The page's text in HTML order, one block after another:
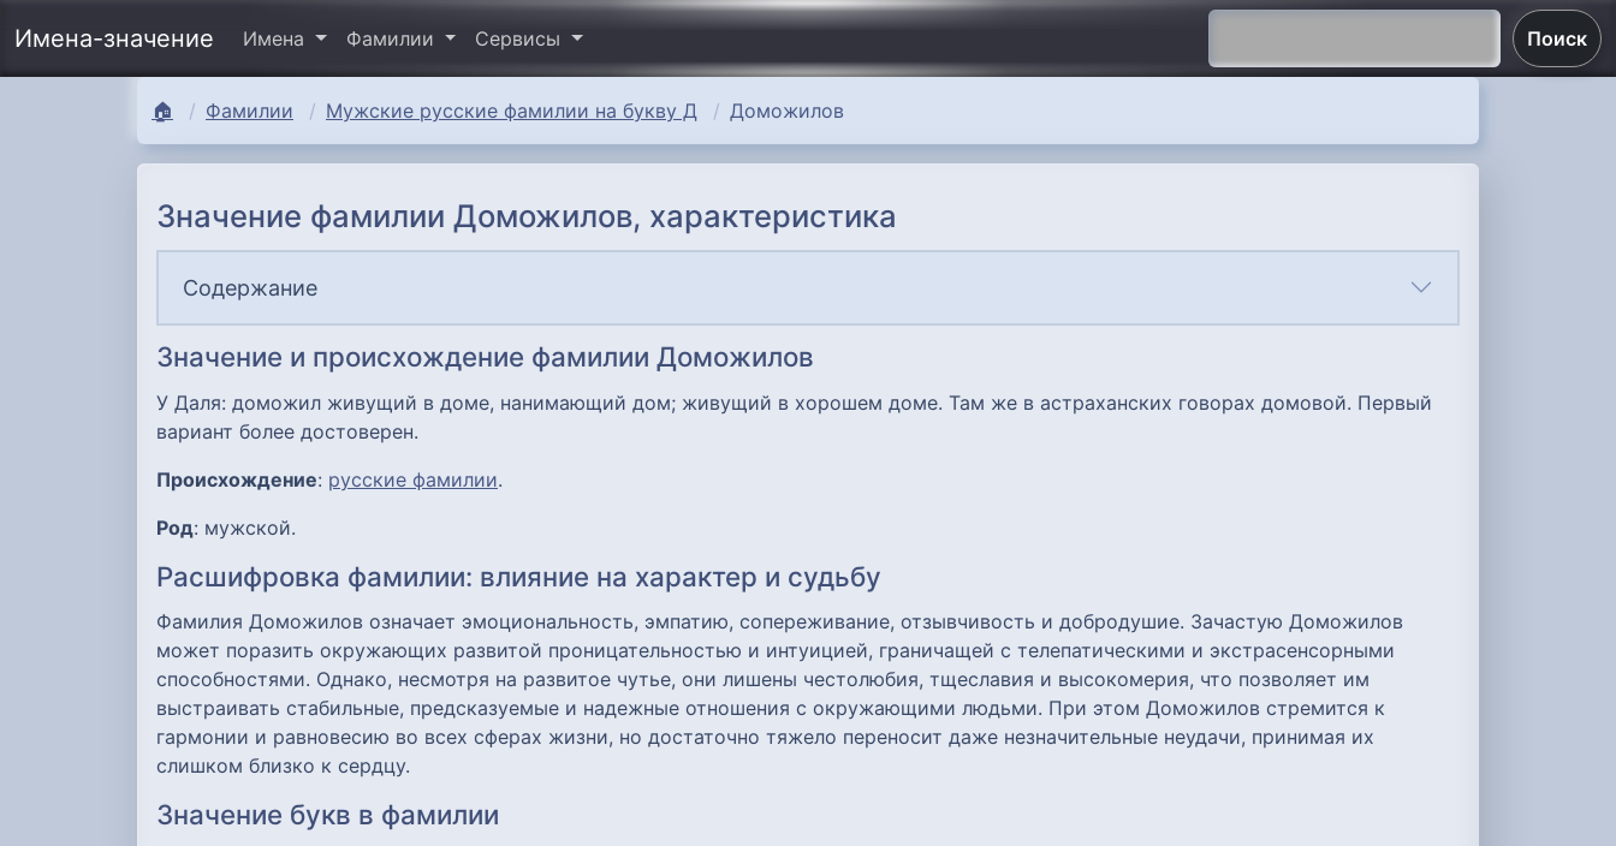
Имена-значение Имена Фамилии Сервисы Поиск
🏠 Фамилии Мужские русские фамилии на букву Д Доможилов
Значение фамилии Доможилов, характеристика
Содержание
Значение и происхождение фамилии Доможилов
У Даля: доможил живущий в доме, нанимающий дом; живущий в хорошем доме. Там же в астраханских говорах домовой. Первый
вариант более достоверен.
Происхождение: русские фамилии.
Род: мужской.
Расшифровка фамилии: влияние на характер и судьбу
Фамилия Доможилов означает эмоциональность, эмпатию, сопереживание, отзывчивость и добродушие. Зачастую Доможилов
может поразить окружающих развитой проницательностью и интуицией, граничащей с телепатическими и экстрасенсорными
способностями. Однако, несмотря на развитое чутье, они лишены честолюбия, тщеславия и высокомерия, что позволяет им
выстраивать стабильные, предсказуемые и надежные отношения с окружающими людьми. При этом Доможилов стремится к
гармонии и равновесию во всех сферах жизни, но достаточно тяжело переносит даже незначительные неудачи, принимая их
слишком близко к сердцу.
Значение букв в фамилии